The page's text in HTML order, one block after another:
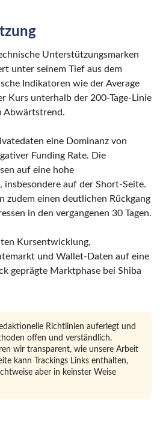
Unterstützungsmarken
unter seinem Tief aus dem
Indikatoren wie der Average
Kurs unterhalb der 200-Tage-Linie
Abwärtstrend.
eine Dominanz von
Funding Rate. Die
auf eine hohe
insbesondere auf der Short-Seite.
zudem einen deutlichen Rückgang
in den vergangenen 30 Tagen.
Kursentwicklung,
und Wallet-Daten auf eine
geprägte Marktphase bei Shiba
Richtlinien auferlegt und
offen und verständlich.
wir transparent, wie unsere Arbeit
kann Trackings Links enthalten,
aber in keinster Weise